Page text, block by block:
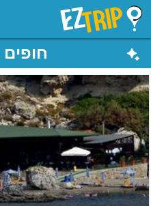
EZTrip